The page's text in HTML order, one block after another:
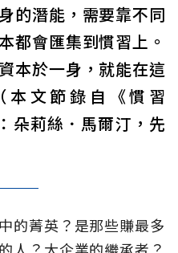
的潛能，需要靠不同
都會匯集到慣習上。
本於一身，就能在這
本文節錄自《慣習
朵莉絲．馬爾汀，先
的菁英？是那些賺最多